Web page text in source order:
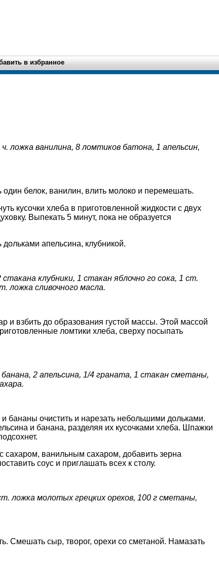
в избранное
ложка ванилина, 8 ломтиков батона, 1 апельсин,
один белок, ванилин, влить молоко и перемешать.
кусочки хлеба в приготовленной жидкости с двух
Выпекать 5 минут, пока не образуется
апельсина, клубникой.
клубники, 1 стакан яблочно го сока, 1 ст.
ложка сливочного масла.
и взбить до образования густой массы. Этой массой
ломтики хлеба, сверху посыпать
2 апельсина, 1/4 граната, 1 стакан сметаны,
бананы очистить и нарезать небольшими дольками.
и банана, разделяя их кусочками хлеба. Шпажки
сахаром, ванильным сахаром, добавить зерна
соус и приглашать всех к столу.
ложка молотых грецких орехов, 100 г сметаны,
Смешать сыр, творог, орехи со сметаной. Намазать